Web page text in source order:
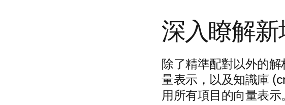
深入瞭解
除了精準配對以外的
量表示，以及知識庫
用所有項目的向量表